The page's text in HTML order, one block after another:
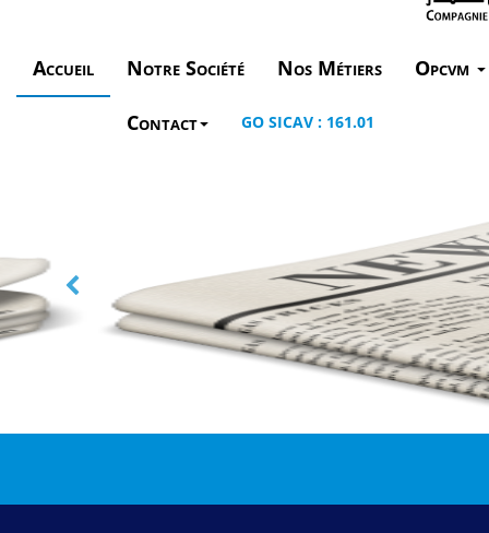
Accueil Notre Société Nos Métiers Opcvm
Contact GO SICAV : 161.01